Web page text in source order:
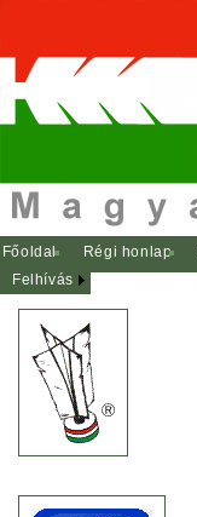
Főoldal Régi honlap
Felhívás